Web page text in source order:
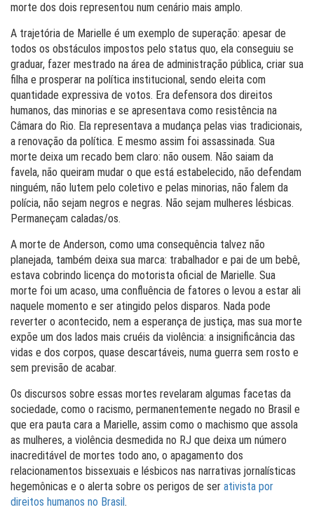
morte dos dois representou num cenário mais amplo.
A trajetória de Marielle é um exemplo de superação: apesar de
todos os obstáculos impostos pelo status quo, ela conseguiu se
graduar, fazer mestrado na área de administração pública, criar sua
filha e prosperar na política institucional, sendo eleita com
quantidade expressiva de votos. Era defensora dos direitos
humanos, das minorias e se apresentava como resistência na
Câmara do Rio. Ela representava a mudança pelas vias tradicionais,
a renovação da política. E mesmo assim foi assassinada. Sua
morte deixa um recado bem claro: não ousem. Não saiam da
favela, não queiram mudar o que está estabelecido, não defendam
ninguém, não lutem pelo coletivo e pelas minorias, não falem da
polícia, não sejam negros e negras. Não sejam mulheres lésbicas.
Permaneçam caladas/os.
A morte de Anderson, como uma consequência talvez não
planejada, também deixa sua marca: trabalhador e pai de um bebê,
estava cobrindo licença do motorista oficial de Marielle. Sua
morte foi um acaso, uma confluência de fatores o levou a estar ali
naquele momento e ser atingido pelos disparos. Nada pode
reverter o acontecido, nem a esperança de justiça, mas sua morte
expõe um dos lados mais cruéis da violência: a insignificância das
vidas e dos corpos, quase descartáveis, numa guerra sem rosto e
sem previsão de acabar.
Os discursos sobre essas mortes revelaram algumas facetas da
sociedade, como o racismo, permanentemente negado no Brasil e
que era pauta cara a Marielle, assim como o machismo que assola
as mulheres, a violência desmedida no RJ que deixa um número
inacreditável de mortes todo ano, o apagamento dos
relacionamentos bissexuais e lésbicos nas narrativas jornalísticas
hegemônicas e o alerta sobre os perigos de ser ativista por
direitos humanos no Brasil.